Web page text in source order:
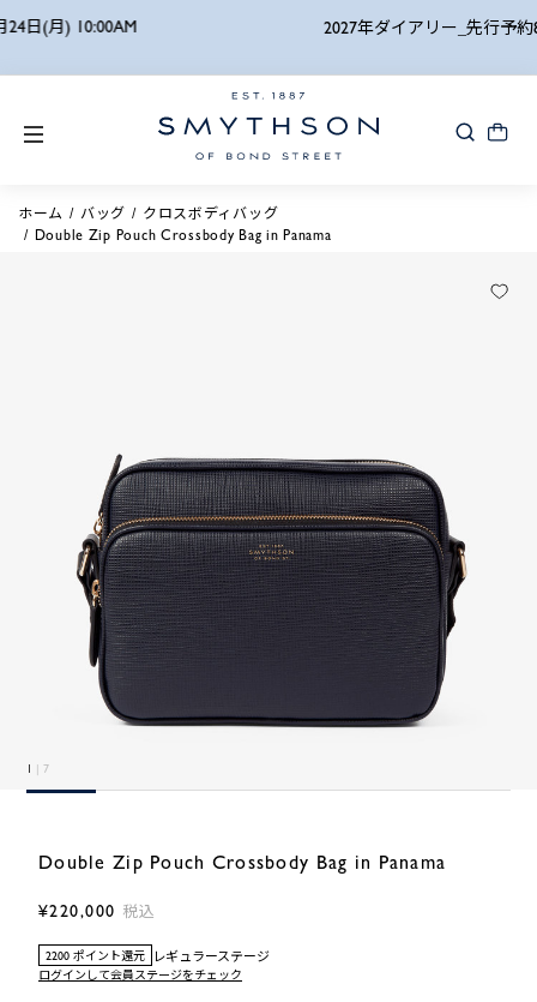
2027年ダイアリー_先行予約8.24(月)10:00まで
ホーム バッグ
クロスボディバッグ
Double Zip Pouch Crossbody Bag in Panama
1 | 7
Double Zip Pouch Crossbody Bag in Panama
¥220,000 税込
2200 ポイント還元 レギュラーステージ
ログインして会員ステージをチェック